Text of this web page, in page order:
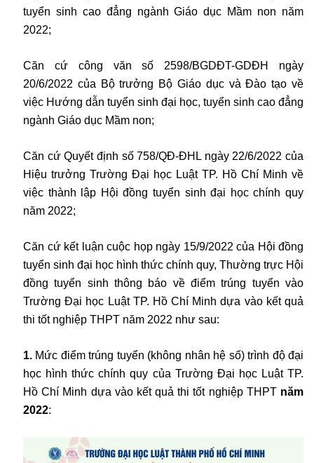
tuyển sinh cao đẳng ngành Giáo dục Mầm non năm
2022;
Căn cứ công văn số 2598/BGDĐT-GDĐH ngày
20/6/2022 của Bộ trưởng Bộ Giáo dục và Đào tạo về
việc Hướng dẫn tuyển sinh đại học, tuyển sinh cao đẳng
ngành Giáo dục Mầm non;
Căn cứ Quyết định số 758/QĐ-ĐHL ngày 22/6/2022 của
Hiệu trưởng Trường Đại học Luật TP. Hồ Chí Minh về
việc thành lập Hội đồng tuyển sinh đại học chính quy
năm 2022;
Căn cứ kết luận cuộc họp ngày 15/9/2022 của Hội đồng
tuyển sinh đại học hình thức chính quy, Thường trực Hội
đồng tuyển sinh thông báo về điểm trúng tuyển vào
Trường Đại học Luật TP. Hồ Chí Minh dựa vào kết quả
thi tốt nghiệp THPT năm 2022 như sau:
1. Mức điểm trúng tuyển (không nhân hệ số) trình độ đại
học hình thức chính quy của Trường Đại học Luật TP.
Hồ Chí Minh dựa vào kết quả thi tốt nghiệp THPT năm
2022: